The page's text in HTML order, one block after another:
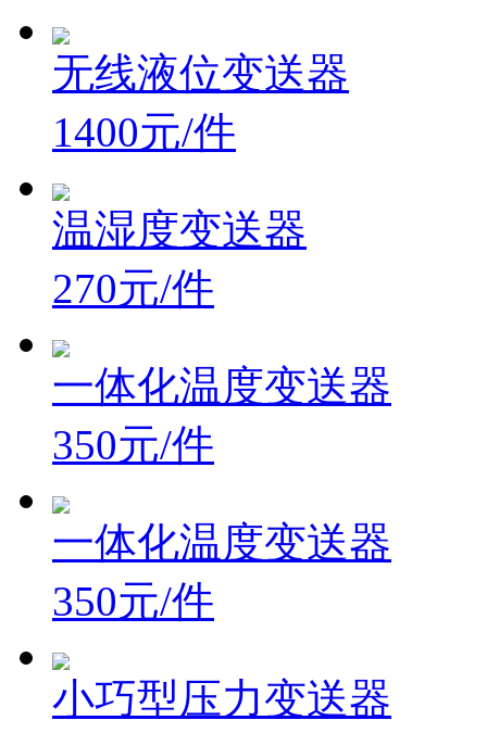
无线液位变送器
1400元/件
温湿度变送器
270元/件
一体化温度变送器
350元/件
一体化温度变送器
350元/件
小巧型压力变送器